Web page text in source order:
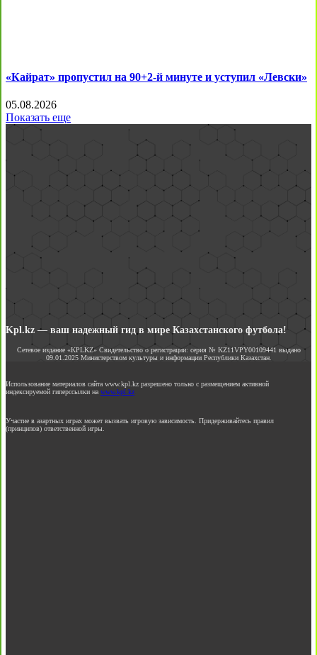
«Кайрат» пропустил на 90+2-й минуте и уступил «Левски»
05.08.2026
Показать еще
Kpl.kz — ваш надежный гид в мире Казахстанского футбола!
Сетевое издание «KPLKZ» Свидетельство о регистрации: серия № KZ11VPY00109441 выдано
09.01.2025 Министерством культуры и информации Республики Казахстан.
Использование материалов сайта www.kpl.kz разрешено только с размещением активной
индексируемой гиперссылки на www.kpl.kz
Участие в азартных играх может вызвать игровую зависимость. Придерживайтесь правил
(принципов) ответственной игры.